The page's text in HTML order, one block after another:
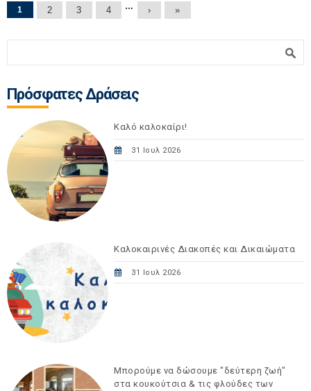
Σελίδες
1 2 3 4 … › »
Πρόσφατες Δράσεις
Καλό καλοκαίρι!
31 Ιουλ 2026
Καλοκαιρινές Διακοπές και Δικαιώματα
31 Ιουλ 2026
Μπορούμε να δώσουμε "δεύτερη ζωή"
στα κουκούτσια & τις φλούδες των